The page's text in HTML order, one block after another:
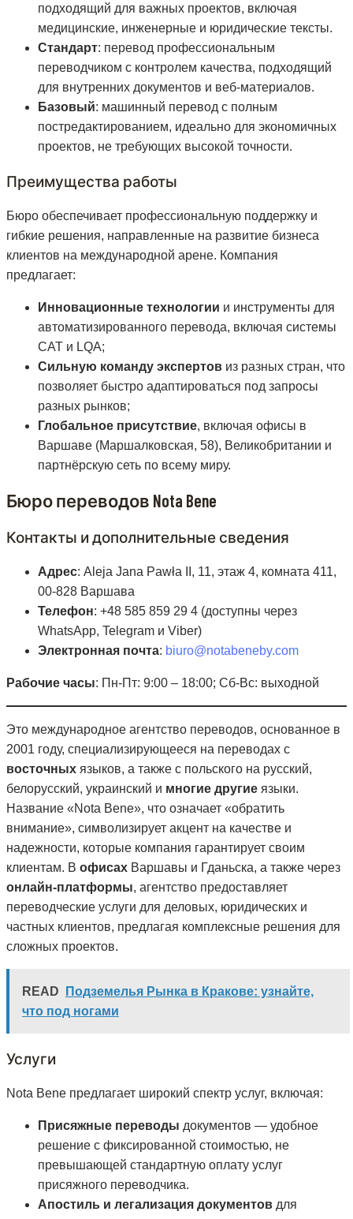
подходящий для важных проектов, включая
медицинские, инженерные и юридические тексты.
Стандарт: перевод профессиональным
переводчиком с контролем качества, подходящий
для внутренних документов и веб-материалов.
Базовый: машинный перевод с полным
постредактированием, идеально для экономичных
проектов, не требующих высокой точности.
Преимущества работы
Бюро обеспечивает профессиональную поддержку и
гибкие решения, направленные на развитие бизнеса
клиентов на международной арене. Компания
предлагает:
Инновационные технологии и инструменты для
автоматизированного перевода, включая системы
CAT и LQA;
Сильную команду экспертов из разных стран, что
позволяет быстро адаптироваться под запросы
разных рынков;
Глобальное присутствие, включая офисы в
Варшаве (Маршалковская, 58), Великобритании и
партнёрскую сеть по всему миру.
Бюро переводов Nota Bene
Контакты и дополнительные сведения
Адрес: Aleja Jana Pawła II, 11, этаж 4, комната 411,
00-828 Варшава
Телефон: +48 585 859 29 4 (доступны через
WhatsApp, Telegram и Viber)
Электронная почта: biuro@notabeneby.com
Рабочие часы: Пн-Пт: 9:00 – 18:00; Сб-Вс: выходной
Это международное агентство переводов, основанное в
2001 году, специализирующееся на переводах с
восточных языков, а также с польского на русский,
белорусский, украинский и многие другие языки.
Название «Nota Bene», что означает «обратить
внимание», символизирует акцент на качестве и
надежности, которые компания гарантирует своим
клиентам. В офисах Варшавы и Гданьска, а также через
онлайн-платформы, агентство предоставляет
переводческие услуги для деловых, юридических и
частных клиентов, предлагая комплексные решения для
сложных проектов.
READ
Подземелья Рынка в Кракове: узнайте,
что под ногами
Услуги
Nota Bene предлагает широкий спектр услуг, включая:
Присяжные переводы документов — удобное
решение с фиксированной стоимостью, не
превышающей стандартную оплату услуг
присяжного переводчика.
Апостиль и легализация документов для